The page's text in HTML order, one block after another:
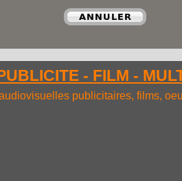
- FILM -
publicitaires, films,